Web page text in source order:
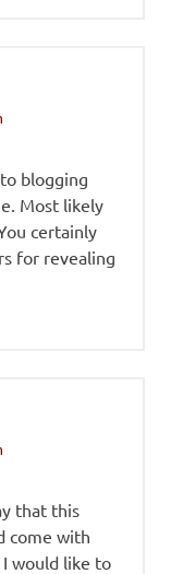
blogging
Most likely
certainly
for revealing
that this
come with
would like to